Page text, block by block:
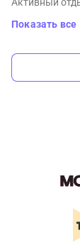
Показать все